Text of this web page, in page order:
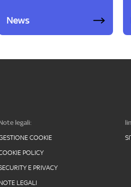
News
legali:
COOKIE
POLICY
E PRIVACY
LEGALI